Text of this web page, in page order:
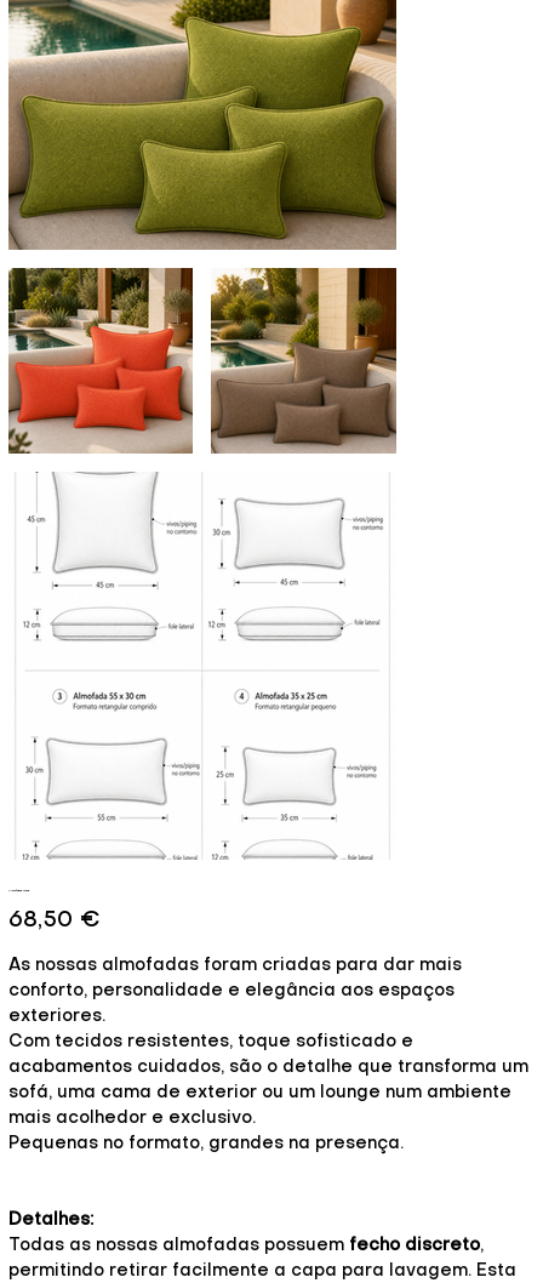
Prix
68,50 €
As nossas almofadas foram criadas para dar mais
conforto, personalidade e elegância aos espaços
exteriores.
Com tecidos resistentes, toque sofisticado e
acabamentos cuidados, são o detalhe que transforma um
sofá, uma cama de exterior ou um lounge num ambiente
mais acolhedor e exclusivo.
Pequenas no formato, grandes na presença.
Detalhes:
Todas as nossas almofadas possuem fecho discreto,
permitindo retirar facilmente a capa para lavagem. Esta